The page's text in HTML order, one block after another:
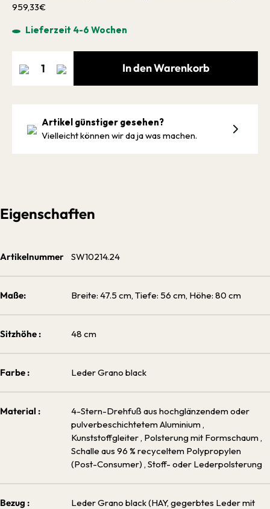
959,33€
Lieferzeit 4-6 Wochen
In den Warenkorb
Artikel günstiger gesehen?
Vielleicht können wir da ja was machen.
Eigenschaften
Artikelnummer SW10214.24
Maße: Breite: 47.5 cm, Tiefe: 56 cm, Höhe: 80 cm
Sitzhöhe : 48 cm
Farbe : Leder Grano black
Material :
4-Stern-Drehfuß aus hochglänzendem oder
pulverbeschichtetem Aluminium ,
Kunststoffgleiter , Polsterung mit Formschaum ,
Schalle aus 96 % recyceltem Polypropylen
(Post-Consumer) , Stoff- oder Lederpolsterung
Bezug :
Leder Grano black (HAY, gegerbtes Leder mit